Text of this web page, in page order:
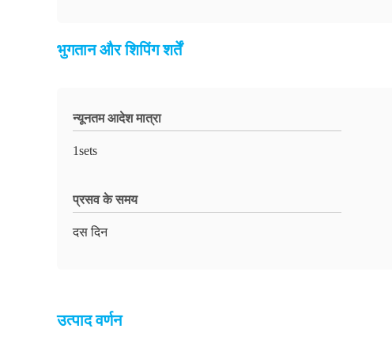
भुगतान और शिपिंग शर्तें
न्यूनतम आदेश मात्रा
1sets
प्रसव के समय
दस दिन
उत्पाद वर्णन